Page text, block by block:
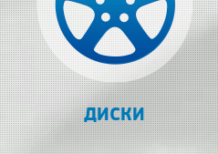
ДИСКИ